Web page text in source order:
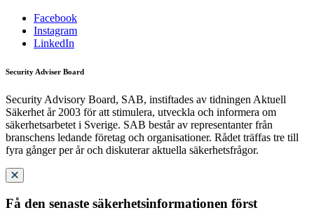
Facebook
Instagram
LinkedIn
Security Adviser Board
Security Advisory Board, SAB, instiftades av tidningen Aktuell
Säkerhet år 2003 för att stimulera, utveckla och informera om
säkerhetsarbetet i Sverige. SAB består av representanter från
branschens ledande företag och organisationer. Rådet träffas tre till
fyra gånger per år och diskuterar aktuella säkerhetsfrågor.
Få den senaste säkerhetsinformationen först